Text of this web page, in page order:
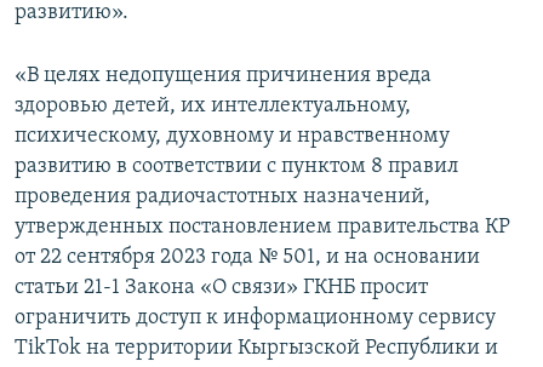
развитию».
«В целях недопущения причинения вреда
здоровью детей, их интеллектуальному,
психическому, духовному и нравственному
развитию в соответствии с пунктом 8 правил
проведения радиочастотных назначений,
утвержденных постановлением правительства КР
от 22 сентября 2023 года № 501, и на основании
статьи 21-1 Закона «О связи» ГКНБ просит
ограничить доступ к информационному сервису
TikTok на территории Кыргызской Республики и